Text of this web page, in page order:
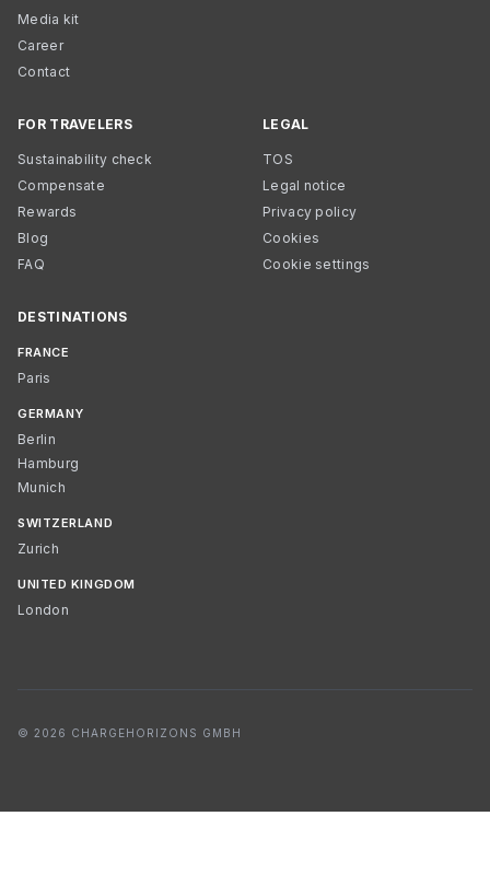
Media kit
Career
Contact
FOR TRAVELERS
Sustainability check
Compensate
Rewards
Blog
FAQ
LEGAL
TOS
Legal notice
Privacy policy
Cookies
Cookie settings
DESTINATIONS
FRANCE
Paris
GERMANY
Berlin
Hamburg
Munich
SWITZERLAND
Zurich
UNITED KINGDOM
London
© 2026 CHARGEHORIZONS GMBH